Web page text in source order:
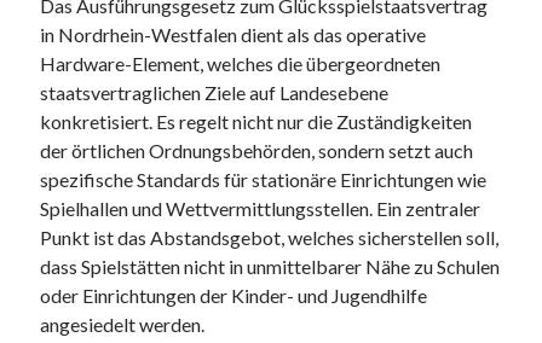
December 2020
November 2020
October 2020
September 2020
August 2020
July 2020
May 2020
March 2020
February 2020
January 2020
October 2019
September 2019
Das Ausführungsgesetz zum Glücksspielstaatsvertrag
in Nordrhein-Westfalen dient als das operative
Hardware-Element, welches die übergeordneten
staatsvertraglichen Ziele auf Landesebene
konkretisiert. Es regelt nicht nur die Zuständigkeiten
der örtlichen Ordnungsbehörden, sondern setzt auch
spezifische Standards für stationäre Einrichtungen wie
Spielhallen und Wettvermittlungsstellen. Ein zentraler
Punkt ist das Abstandsgebot, welches sicherstellen soll,
dass Spielstätten nicht in unmittelbarer Nähe zu Schulen
oder Einrichtungen der Kinder- und Jugendhilfe
angesiedelt werden.